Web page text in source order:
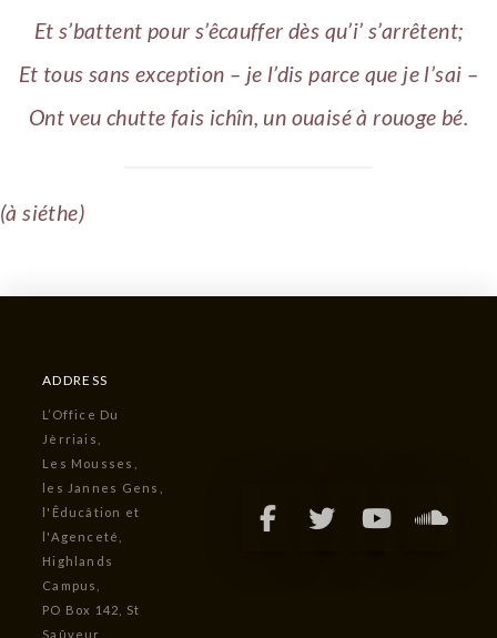
Et s’battent pour s’êcauffer dès qu’i’ s’arrêtent;
Et tous sans exception – je l’dis parce que je l’sai –
Ont veu chutte fais ichîn, un ouaisé à rouoge bé.
(à siéthe)
ADDRESS
L’Office Du
Jèrriais,
Les Mousses,
les Jannes Gens,
l'Êducâtion et
l'Agenceté,
Highlands
Campus,
PO Box 142, St
Saûveur,